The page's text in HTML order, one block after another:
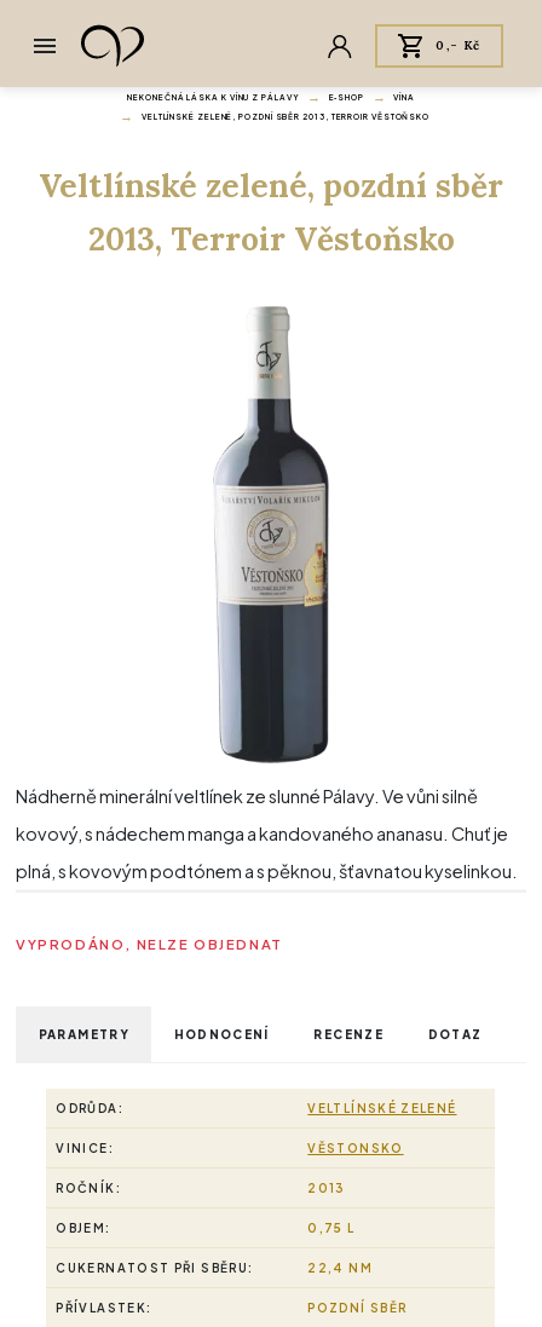
0,- Kč
NEKONEČNÁ LÁSKA K VÍNU Z PÁLAVY E‑SHOP VÍNA
VELTLÍNSKÉ ZELENÉ, POZDNÍ SBĚR 2013, TERROIR VĚSTOŇSKO
Veltlínské zelené, pozdní sběr
2013, Terroir Věstoňsko
Nádherně minerální veltlínek ze slunné Pálavy. Ve vůni silně
kovový, s nádechem manga a kandovaného ananasu. Chuť je
plná, s kovovým podtónem a s pěknou, šťavnatou kyselinkou.
VYPRODÁNO, NELZE OBJEDNAT
PARAMETRY HODNOCENÍ RECENZE DOTAZ
ODRŮDA: VELTLÍNSKÉ ZELENÉ
VINICE: VĚSTONSKO
ROČNÍK: 2013
OBJEM: 0,75 L
CUKERNATOST PŘI SBĚRU: 22,4 NM
PŘÍVLASTEK: POZDNÍ SBĚR